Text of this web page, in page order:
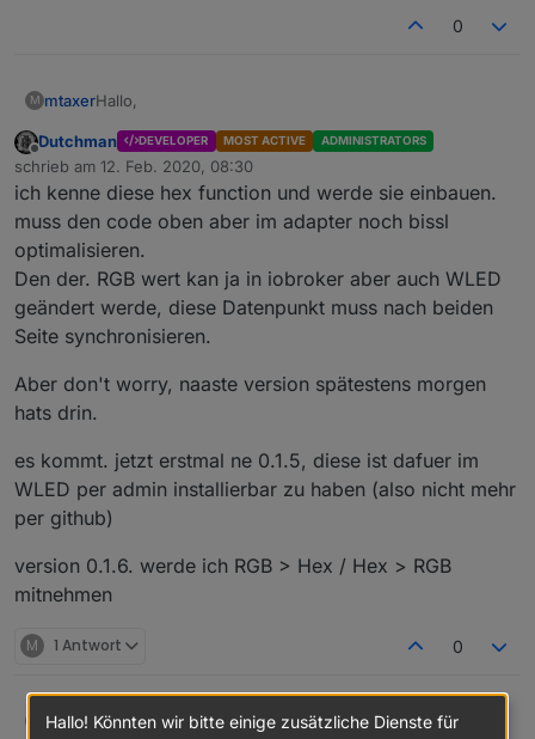
0
M mtaxerHallo,
seit dem Update auf die Adapterversion 0.1.4 bzw. 0.1.5
werden meine beiden Wled Wemos
nicht mehr gefunden. Bei den Controllern hat sich von
gestern auf heute in der
Config nichts geändert. Adapter bleibt gelb.
Hier das Log:
wled.0	2020-02-11 18:28:19.325	debug
wled.0	2020-02-11 18:28:19.325	warn
wled.0	2020-02-11 18:28:19.325	debug
Auf die Version 0.1.2 kann ich nicht downgraden, trotz
Auswahl. Es bleibt die 0.1.5 stehen.
SG
Mario
Offline
Dutchman DEVELOPER MOST ACTIVE ADMINISTRATORS
schrieb am 12. Feb. 2020, 08:30
zuletzt editiert von
ich kenne diese hex function und werde sie einbauen.
muss den code oben aber im adapter noch bissl
optimalisieren.
Den der. RGB wert kan ja in iobroker aber auch WLED
geändert werde, diese Datenpunkt muss nach beiden
Seite synchronisieren.
Aber don't worry, naaste version spätestens morgen
hats drin.
es kommt. jetzt erstmal ne 0.1.5, diese ist dafuer im
WLED per admin installierbar zu haben (also nicht mehr
per github)
version 0.1.6. werde ich RGB > Hex / Hex > RGB
mitnehmen
M 1 Antwort 0
mtaxerHallo,
Hallo! Könnten wir bitte einige zusätzliche Dienste für